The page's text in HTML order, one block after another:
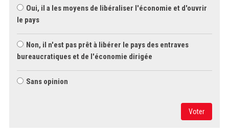
Oui, il a les moyens de libéraliser l'économie et d'ouvrir
le pays
Non, il n'est pas prêt à libérer le pays des entraves
bureaucratiques et de l'économie dirigée
Sans opinion
Voter